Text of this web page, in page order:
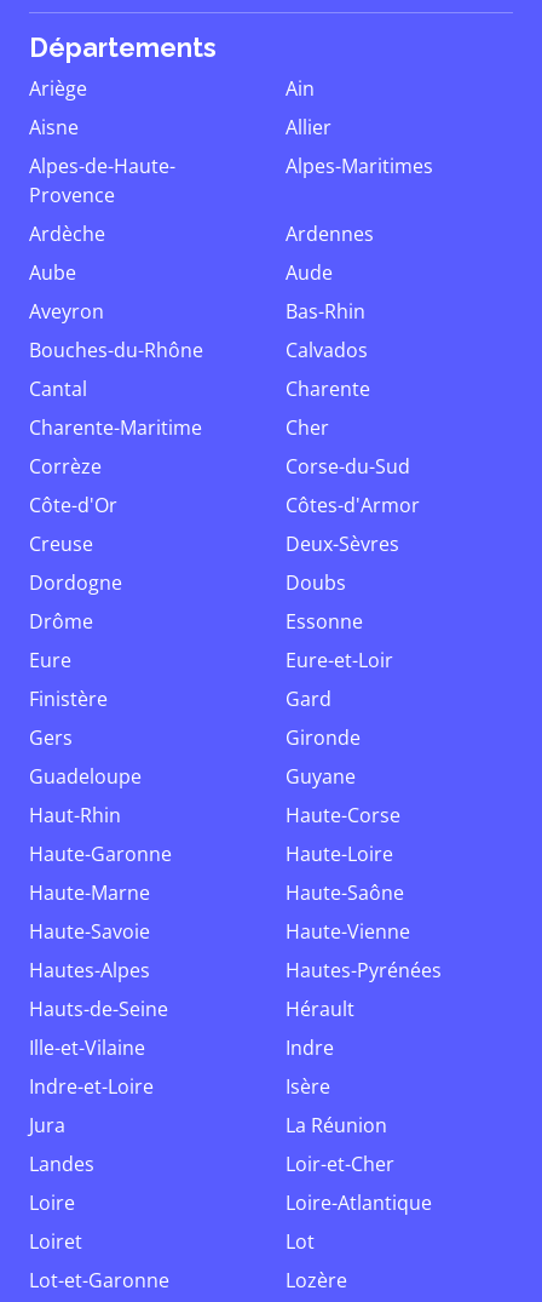
Départements
Ariège
Ain
Aisne
Allier
Alpes-de-Haute-
Provence
Alpes-Maritimes
Ardèche
Ardennes
Aube
Aude
Aveyron
Bas-Rhin
Bouches-du-Rhône
Calvados
Cantal
Charente
Charente-Maritime
Cher
Corrèze
Corse-du-Sud
Côte-d'Or
Côtes-d'Armor
Creuse
Deux-Sèvres
Dordogne
Doubs
Drôme
Essonne
Eure
Eure-et-Loir
Finistère
Gard
Gers
Gironde
Guadeloupe
Guyane
Haut-Rhin
Haute-Corse
Haute-Garonne
Haute-Loire
Haute-Marne
Haute-Saône
Haute-Savoie
Haute-Vienne
Hautes-Alpes
Hautes-Pyrénées
Hauts-de-Seine
Hérault
Ille-et-Vilaine
Indre
Indre-et-Loire
Isère
Jura
La Réunion
Landes
Loir-et-Cher
Loire
Loire-Atlantique
Loiret
Lot
Lot-et-Garonne
Lozère